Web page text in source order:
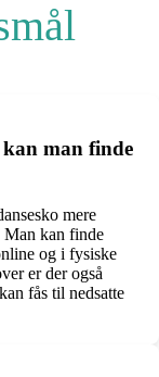
man finde
mere
Man kan finde
og i fysiske
er der også
fås til nedsatte